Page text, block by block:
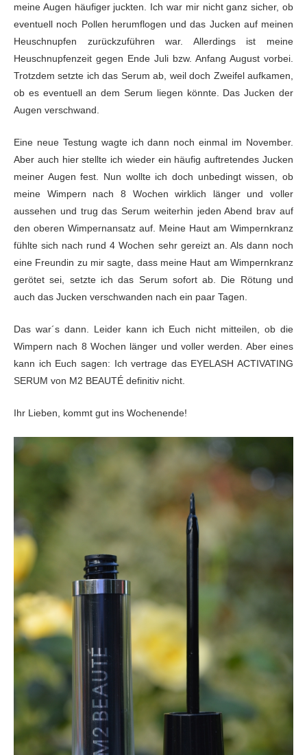
meine Augen häufiger juckten. Ich war mir nicht ganz sicher, ob
eventuell noch Pollen herumflogen und das Jucken auf meinen
Heuschnupfen zurückzuführen war. Allerdings ist meine
Heuschnupfenzeit gegen Ende Juli bzw. Anfang August vorbei.
Trotzdem setzte ich das Serum ab, weil doch Zweifel aufkamen,
ob es eventuell an dem Serum liegen könnte. Das Jucken der
Augen verschwand.
Eine neue Testung wagte ich dann noch einmal im November.
Aber auch hier stellte ich wieder ein häufig auftretendes Jucken
meiner Augen fest. Nun wollte ich doch unbedingt wissen, ob
meine Wimpern nach 8 Wochen wirklich länger und voller
aussehen und trug das Serum weiterhin jeden Abend brav auf
den oberen Wimpernansatz auf. Meine Haut am Wimpernkranz
fühlte sich nach rund 4 Wochen sehr gereizt an. Als dann noch
eine Freundin zu mir sagte, dass meine Haut am Wimpernkranz
gerötet sei, setzte ich das Serum sofort ab. Die Rötung und
auch das Jucken verschwanden nach ein paar Tagen.
Das war´s dann. Leider kann ich Euch nicht mitteilen, ob die
Wimpern nach 8 Wochen länger und voller werden. Aber eines
kann ich Euch sagen: Ich vertrage das EYELASH ACTIVATING
SERUM von M2 BEAUTÉ definitiv nicht.
Ihr Lieben, kommt gut ins Wochenende!